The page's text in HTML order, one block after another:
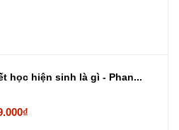
học hiện sinh là gì - Phan...